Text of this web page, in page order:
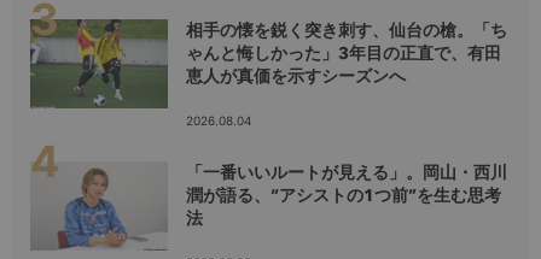
相手の懐を鋭く突き刺す、仙台の槍。「ち
ゃんと悔しかった」3年目の正直で、有田
恵人が真価を示すシーズンへ
2026.08.04
「一番いいルートが見える」。岡山・西川
潤が語る、“アシストの1つ前”を生む思考
法